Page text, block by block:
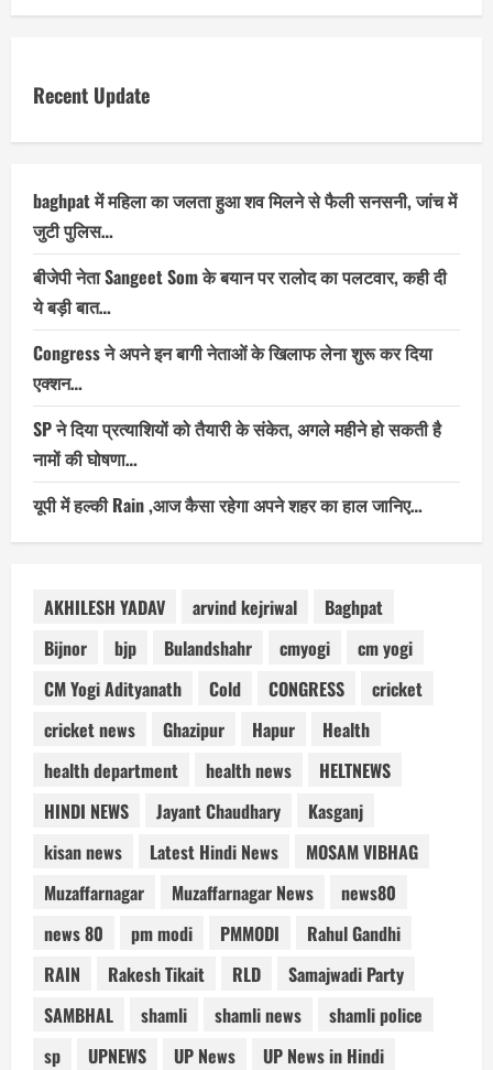
Recent Update
baghpat में महिला का जलता हुआ शव मिलने से फैली सनसनी, जांच में
जुटी पुलिस…
बीजेपी नेता Sangeet Som के बयान पर रालोद का पलटवार, कही दी
ये बड़ी बात…
Congress ने अपने इन बागी नेताओं के खिलाफ लेना शुरू कर दिया
एक्शन…
SP ने दिया प्रत्याशियों को तैयारी के संकेत, अगले महीने हो सकती है
नामों की घोषणा…
यूपी में हल्की Rain ,आज कैसा रहेगा अपने शहर का हाल जानिए…
AKHILESH YADAV arvind kejriwal
Baghpat
Bijnor
bjp Bulandshahr cmyogi
cm yogi
CM Yogi Adityanath
Cold CONGRESS
cricket
cricket news
Ghazipur Hapur
Health
health department
health news
HELTNEWS
HINDI NEWS
Jayant Chaudhary
Kasganj
kisan news
Latest Hindi News
MOSAM VIBHAG
Muzaffarnagar
Muzaffarnagar News
news80
news 80
pm modi PMMODI
Rahul Gandhi
RAIN
Rakesh Tikait RLD
Samajwadi Party
SAMBHAL
shamli shamli news
shamli police
sp
UPNEWS UP News
UP News in Hindi